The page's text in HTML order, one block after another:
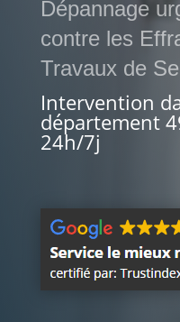
Dépannage
contre les
Travaux de
Intervention
département
24h/7j